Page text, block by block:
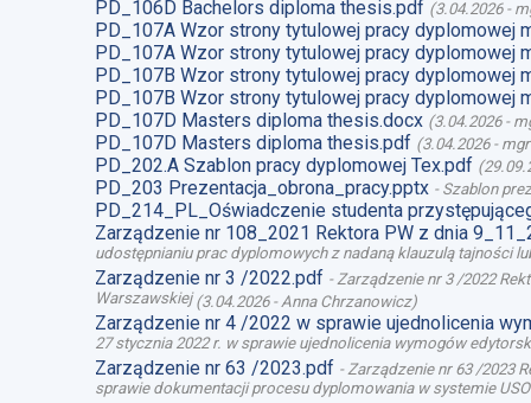
PD_106D Bachelors diploma thesis.pdf (3.04.2026-
PD_107A Wzor strony tytulowej pracy dyplomowej
PD_107A Wzor strony tytulowej pracy dyplomowej
PD_107B Wzor strony tytulowej pracy dyplomowej
PD_107B Wzor strony tytulowej pracy dyplomowej
PD_107D Masters diploma thesis.docx (3.04.2026-
PD_107D Masters diploma thesis.pdf (3.04.2026-
PD_202.A Szablon pracy dyplomowej Tex.pdf (
PD_203 Prezentacja_obrona_pracy.pptx - Szablon
PD_214_PL_Oświadczenie studenta
Zarządzenie nr 108_2021 Rektora PW z dnia
udostępnianiu prac dyplomowych z nadaną klauzulą tajności
Zarządzenie nr 3 /2022.pdf - Zarządzenie nr 3 /2022
Warszawskiej(3.04.2026- Anna Chrzanowicz)
Zarządzenie nr 4 /2022 w sprawie ujednolicenia
27 stycznia 2022 r. w sprawie ujednolicenia wymogów
Zarządzenie nr 63 /2023.pdf - Zarządzenie nr 63 /2023
sprawie dokumentacji procesu dyplomowania w systemie